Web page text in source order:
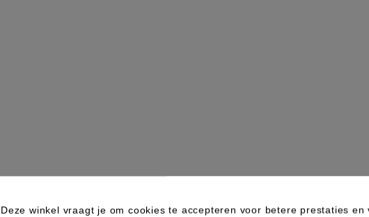
Deze winkel vraagt je om cookies te accepteren voor betere prestaties en